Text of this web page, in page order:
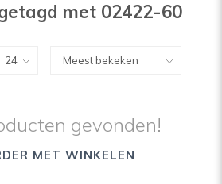
met 02422-60
gevonden!
MET WINKELEN